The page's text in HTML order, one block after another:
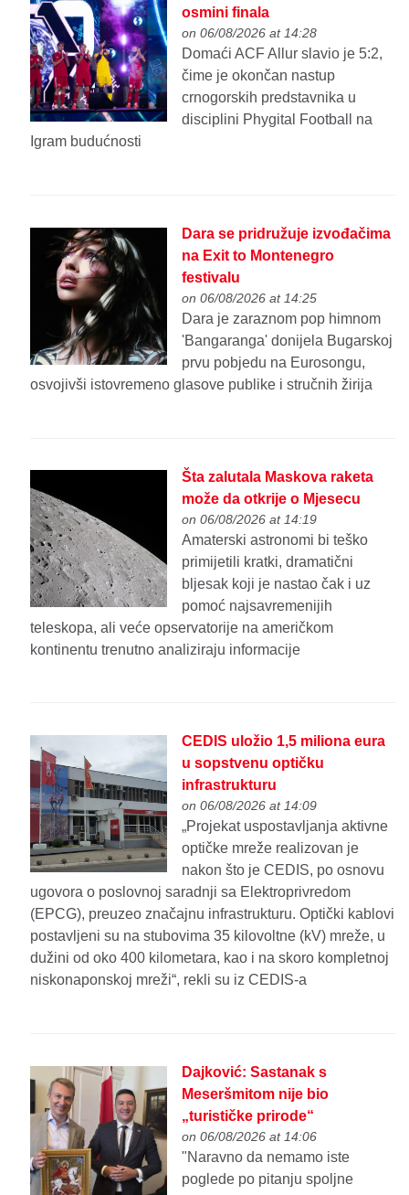
osmini finala
on 06/08/2026 at 14:28
Domaći ACF Allur slavio je 5:2,
čime je okončan nastup
crnogorskih predstavnika u
disciplini Phygital Football na
Igram budućnosti
Dara se pridružuje izvođačima
na Exit to Montenegro
festivalu
on 06/08/2026 at 14:25
Dara je zaraznom pop himnom
'Bangaranga' donijela Bugarskoj
prvu pobjedu na Eurosongu,
osvojivši istovremeno glasove publike i stručnih žirija
Šta zalutala Maskova raketa
može da otkrije o Mjesecu
on 06/08/2026 at 14:19
Amaterski astronomi bi teško
primijetili kratki, dramatični
bljesak koji je nastao čak i uz
pomoć najsavremenijih
teleskopa, ali veće opservatorije na američkom
kontinentu trenutno analiziraju informacije
CEDIS uložio 1,5 miliona eura
u sopstvenu optičku
infrastrukturu
on 06/08/2026 at 14:09
„Projekat uspostavljanja aktivne
optičke mreže realizovan je
nakon što je CEDIS, po osnovu
ugovora o poslovnoj saradnji sa Elektroprivredom
(EPCG), preuzeo značajnu infrastrukturu. Optički kablovi
postavljeni su na stubovima 35 kilovoltne (kV) mreže, u
dužini od oko 400 kilometara, kao i na skoro kompletnoj
niskonaponskoj mreži“, rekli su iz CEDIS-a
Dajković: Sastanak s
Meseršmitom nije bio
„turističke prirode“
on 06/08/2026 at 14:06
"Naravno da nemamo iste
poglede po pitanju spoljne